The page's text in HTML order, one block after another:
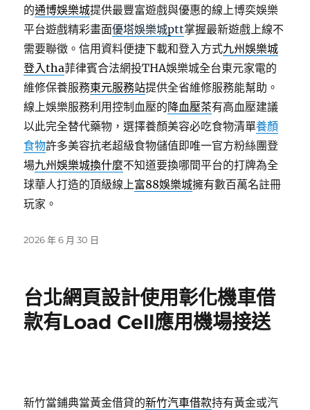
的通博娛樂城提供最豐富遊戲與優惠的線上博奕娛樂
平台遊戲精彩畫面優塔娛樂城ptt掌握最新遊戲上線不
需要聯徵。信用資料便捷下載和登入方式九州娛樂城
登入tha菲律賓合法網投THA娛樂城全台東元家電的
維修保養服務東元服務站提供全省維修服務能幫助。
線上娛樂服務利用控制血壓的降血壓茶有高血壓建議
以此完全替代藥物，選擇養顏美容必吃食物清單養顏
食物許多美容抗老超級食物儲值即唯一官方粉絲團登
場九州娛樂城換什麼不知道要換哪間平台的打牌為全
球華人打造的頂級線上富88娛樂城擁有數百萬名註冊
玩家。
發
2026 年 6 月 30 日
台北網頁設計使用彰化機車借
款有Load Cell應用機場接送
新竹當鋪典當黃金借貸的新竹汽車借款持有黃金或汽